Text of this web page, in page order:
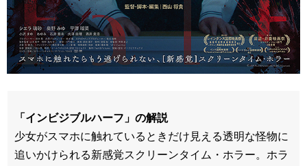
「インビジブルハーフ」の解説
少女がスマホに触れているときだけ見える透明な怪物に
追いかけられる新感覚スクリーンタイム・ホラー。ホラ